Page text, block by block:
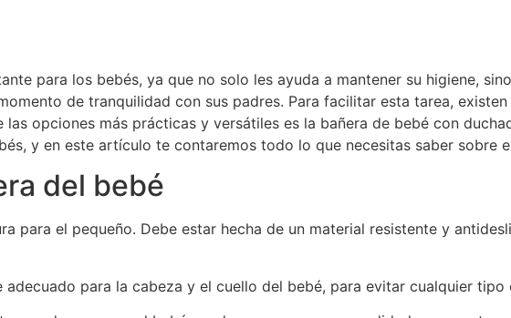
para los bebés, ya que no solo les ayuda a mantener su higiene,
de tranquilidad con sus padres. Para facilitar esta tarea,
opciones más prácticas y versátiles es la bañera de bebé con
y en este artículo te contaremos todo lo que necesitas saber sobre
del bebé
para el pequeño. Debe estar hecha de un material resistente y
para la cabeza y el cuello del bebé, para evitar cualquier tipo